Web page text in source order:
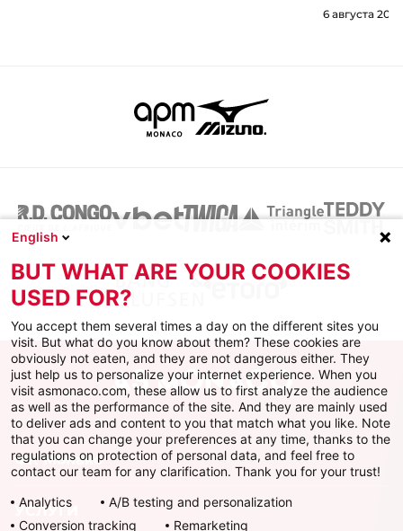
6 августа 2026
ФК Монако
УСЛУГИ
English
BUT WHAT ARE YOUR COOKIES
USED FOR?
You accept them several times a day on the different sites you
visit. But what do you know about them? These cookies are
obviously not eaten, and they are not dangerous either. They
just help us to personalize your internet experience. When you
visit asmonaco.com, these allow us to first analyze the audience
as well as the performance of the site. And they are mainly used
to deliver ads and content to you that match what you like. Note
that you can change your preferences at any time, thanks to the
regulations on protection of personal data, and feel free to
contact our team for any clarification. Thank you for your trust!
Analytics
A/B testing and personalization
Conversion tracking
Remarketing